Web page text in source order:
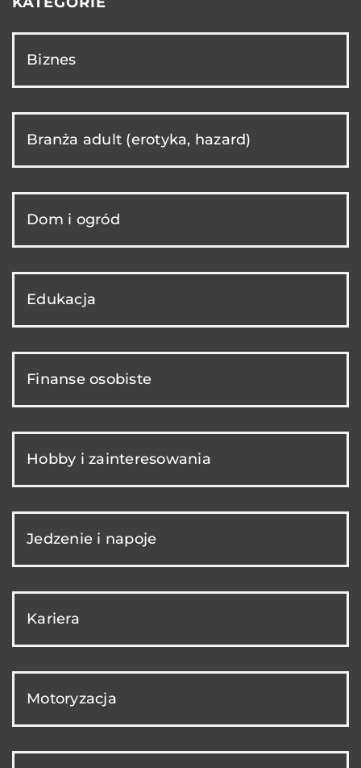
Biznes
Branża adult (erotyka, hazard)
Dom i ogród
Edukacja
Finanse osobiste
Hobby i zainteresowania
Jedzenie i napoje
Kariera
Motoryzacja